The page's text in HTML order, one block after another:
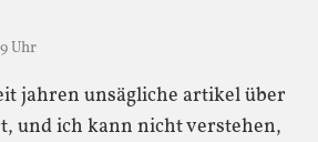
Uhr
jahren unsägliche artikel über
und ich kann nicht verstehen,